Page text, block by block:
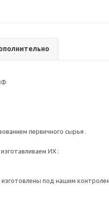
первичного сырья .
ИХ :
под нашим